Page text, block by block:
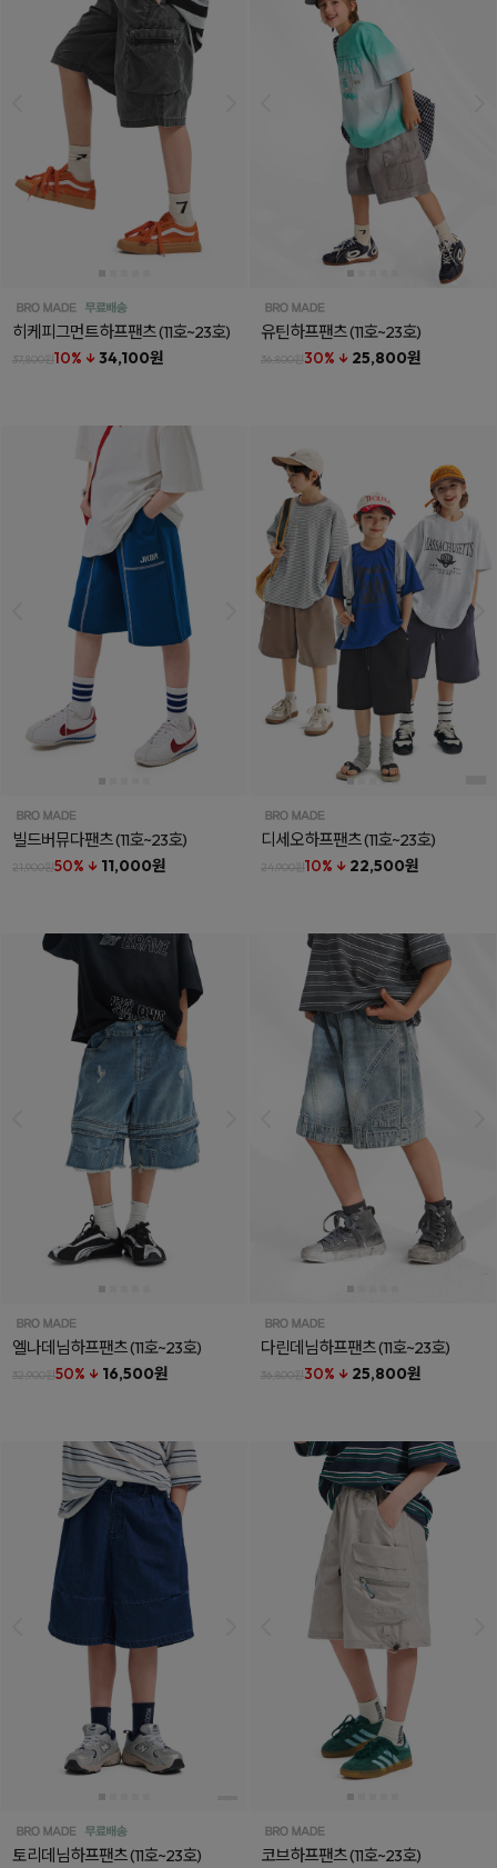
히케피그먼트하프팬츠(11호~23호)
37,800원10% ↓ 34,100원
유틴하프팬츠(11호~23호)
36,800원30% ↓ 25,800원
빌드버뮤다팬츠(11호~23호)
21,900원50% ↓ 11,000원
디세오하프팬츠(11호~23호)
24,900원10% ↓ 22,500원
엘나데님하프팬츠(11호~23호)
32,900원50% ↓ 16,500원
다린데님하프팬츠(11호~23호)
36,800원30% ↓ 25,800원
토리데님하프팬츠(11호~23호) 코브하프팬츠(11호~23호)